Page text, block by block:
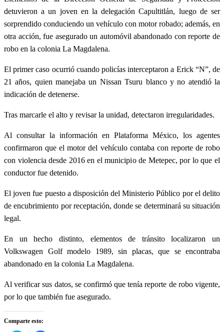
detuvieron a un joven en la delegación Capultitlán, luego de ser
sorprendido conduciendo un vehículo con motor robado; además, en
otra acción, fue asegurado un automóvil abandonado con reporte de
robo en la colonia La Magdalena.
El primer caso ocurrió cuando policías interceptaron a Erick “N”, de
21 años, quien manejaba un Nissan Tsuru blanco y no atendió la
indicación de detenerse.
Tras marcarle el alto y revisar la unidad, detectaron irregularidades.
Al consultar la información en Plataforma México, los agentes
confirmaron que el motor del vehículo contaba con reporte de robo
con violencia desde 2016 en el municipio de Metepec, por lo que el
conductor fue detenido.
El joven fue puesto a disposición del Ministerio Público por el delito
de encubrimiento por receptación, donde se determinará su situación
legal.
En un hecho distinto, elementos de tránsito localizaron un
Volkswagen Golf modelo 1989, sin placas, que se encontraba
abandonado en la colonia La Magdalena.
Al verificar sus datos, se confirmó que tenía reporte de robo vigente,
por lo que también fue asegurado.
Comparte esto: